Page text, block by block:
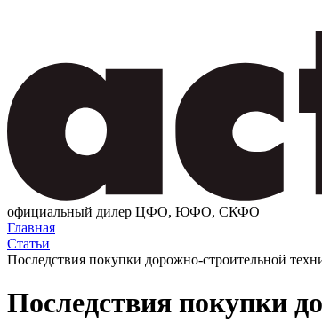
официальный дилер ЦФО, ЮФО, СКФО
Главная
Статьи
Последствия покупки дорожно-строительной
Последствия покупки